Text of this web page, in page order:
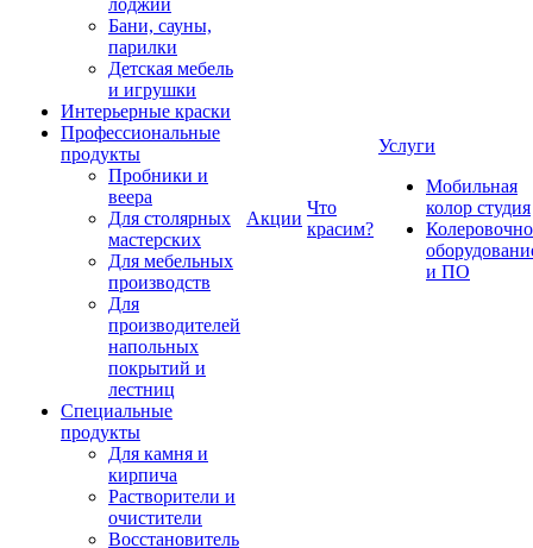
лоджии
Бани, сауны,
парилки
Детская мебель
и игрушки
Интерьерные краски
Профессиональные
продукты
Пробники и
веера
Для столярных
мастерских
Для мебельных
производств
Для
производителей
напольных
покрытий и
лестниц
Специальные
продукты
Для камня и
кирпича
Растворители и
очистители
Восстановитель
Акции
Что
красим?
Услуги
Мобильная
колор студия
и ПО